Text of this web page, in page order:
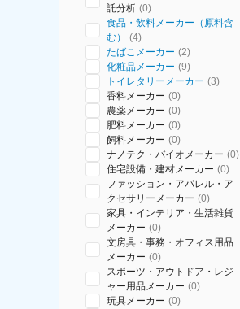
託分析 (0)
食品・飲料メーカー（原料含
む）
(4)
たばこメーカー (2)
化粧品メーカー (9)
トイレタリーメーカー (3)
香料メーカー (0)
農薬メーカー (0)
肥料メーカー (0)
飼料メーカー (0)
ナノテク・バイオメーカー (0)
住宅設備・建材メーカー (0)
ファッション・アパレル・ア
クセサリーメーカー (0)
家具・インテリア・生活雑貨
メーカー (0)
文房具・事務・オフィス用品
メーカー (0)
スポーツ・アウトドア・レジ
ャー用品メーカー (0)
玩具メーカー (0)